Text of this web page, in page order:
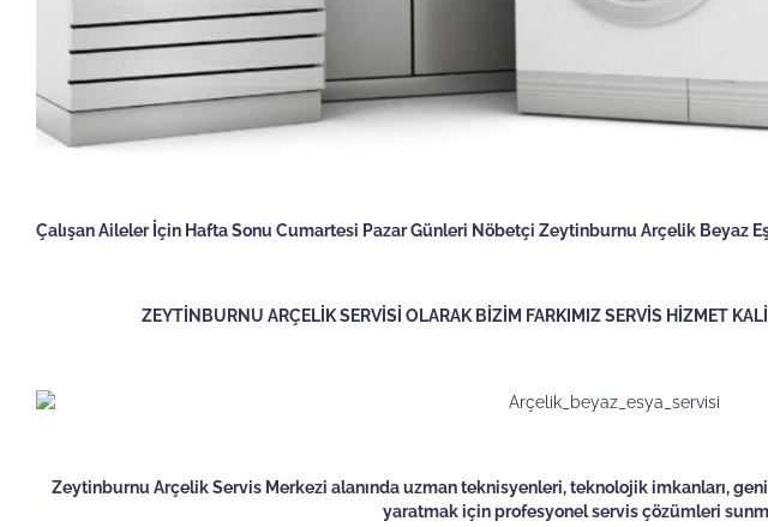
Çalışan Aileler İçin Hafta Sonu Cumartesi Pazar Günleri Nöbetçi Zeytinburnu Arçelik Beyaz
ZEYTİNBURNU ARÇELİK SERVİSİ OLARAK BİZİM FARKIMIZ SERVİS HİZMET
Zeytinburnu Arçelik Servis Merkezi alanında uzman teknisyenleri, teknolojik imkanları,
yaratmak için profesyonel servis çözümleri